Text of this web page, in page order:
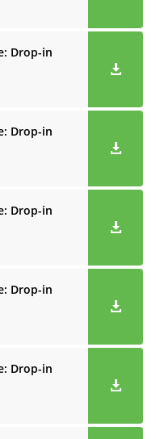
Drop-in
Drop-in
Drop-in
Drop-in
Drop-in